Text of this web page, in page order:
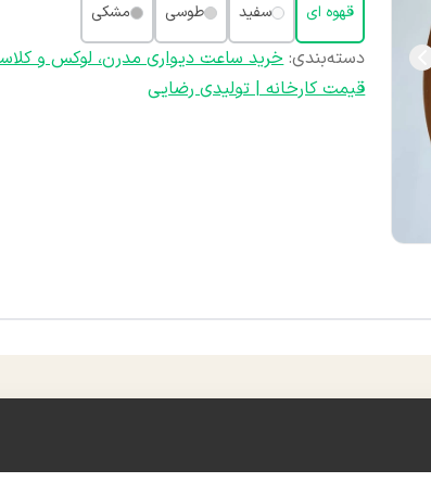
قهوه ای سفید طوسی مشکی
دسته‌بندی:خرید ساعت دیواری مدرن، لوکس و
قیمت کارخانه | تولیدی رضایی